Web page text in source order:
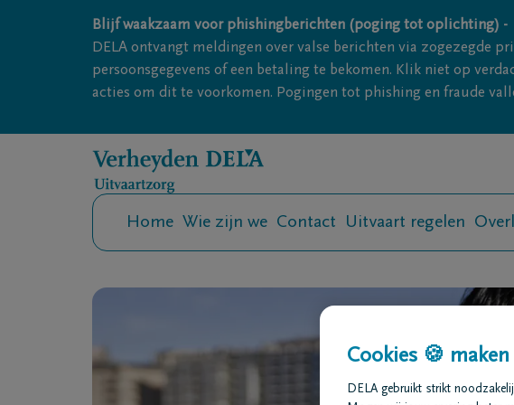
Overslaan en naar inhoud gaan
Blijf waakzaam voor phishingberichten (poging tot oplichting) -
DELA ontvangt meldingen over valse berichten via zogezegde
persoonsgegevens of een betaling te bekomen. Klik niet op
acties om dit te voorkomen. Pogingen tot phishing en fraude
Home Wie zijn we Contact Uitvaart regelen
Cookies 🍪
DELA gebruikt strikt